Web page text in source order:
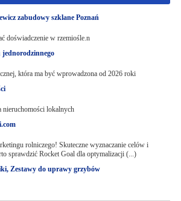
zabudowy szklane Poznań
doświadczenie w rzemiośle.n
jednorodzinnego
która ma być wprowadzona od 2026 roki
lokalnych
rolniczego! Skuteczne wyznaczanie celów i
sprawdzić Rocket Goal dla optymalizacji (...)
Zestawy do uprawy grzybów